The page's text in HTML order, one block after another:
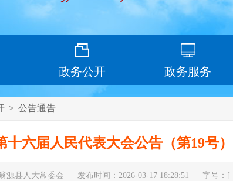
政务公开 政务服务
> 公告通告
十六届人民代表大会公告（第19号）
源县人大常委会 发布时间：2026-03-17 18:28:51 字号：[